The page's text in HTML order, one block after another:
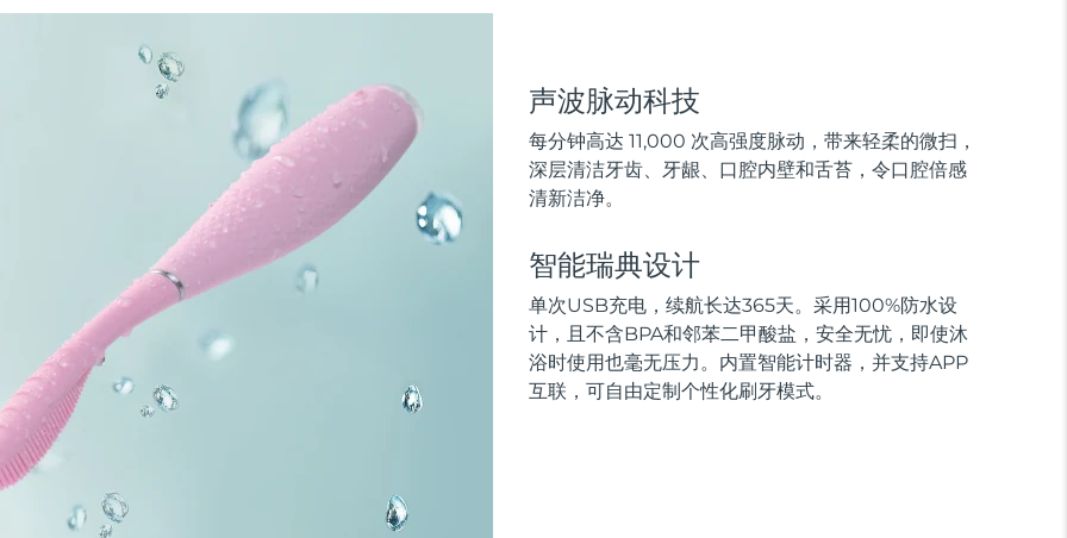
声波脉动科技
每分钟高达 11,000 次高强度脉动，带来轻柔的微扫，
深层清洁牙齿、牙龈、口腔内壁和舌苔，令口腔倍感
清新洁净。
智能瑞典设计
单次USB充电，续航长达365天。采用100%防水设
计，且不含BPA和邻苯二甲酸盐，安全无忧，即使沐
浴时使用也毫无压力。内置智能计时器，并支持APP
互联，可自由定制个性化刷牙模式。